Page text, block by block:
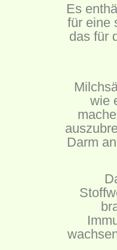
Es
für eine
das für
wie
Darm